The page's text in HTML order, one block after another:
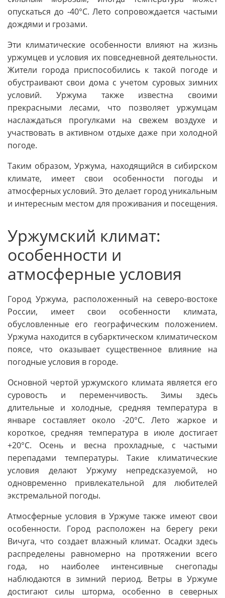
опускаться до -40°C. Лето сопровождается частыми
дождями и грозами.
Эти климатические особенности влияют на жизнь
уржумцев и условия их повседневной деятельности.
Жители города приспособились к такой погоде и
обустраивают свои дома с учетом суровых зимних
условий. Уржума также известна своими
прекрасными лесами, что позволяет уржумцам
наслаждаться прогулками на свежем воздухе и
участвовать в активном отдыхе даже при холодной
погоде.
Таким образом, Уржума, находящийся в сибирском
климате, имеет свои особенности погоды и
атмосферных условий. Это делает город уникальным
и интересным местом для проживания и посещения.
Уржумский климат:
особенности и
атмосферные условия
Город Уржума, расположенный на северо-востоке
России, имеет свои особенности климата,
обусловленные его географическим положением.
Уржума находится в субарктическом климатическом
поясе, что оказывает существенное влияние на
погодные условия в городе.
Основной чертой уржумского климата является его
суровость и переменчивость. Зимы здесь
длительные и холодные, средняя температура в
январе составляет около -20°C. Лето жаркое и
короткое, средняя температура в июле достигает
+20°C. Осень и весна прохладные, с частыми
перепадами температуры. Такие климатические
условия делают Уржуму непредсказуемой, но
одновременно привлекательной для любителей
экстремальной погоды.
Атмосферные условия в Уржуме также имеют свои
особенности. Город расположен на берегу реки
Вичуга, что создает влажный климат. Осадки здесь
распределены равномерно на протяжении всего
года, но наиболее интенсивные снегопады
наблюдаются в зимний период. Ветры в Уржуме
достигают силы шторма, особенно в северных